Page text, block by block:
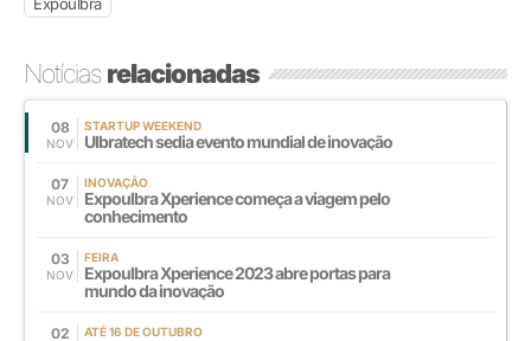
Notíciasrelacionadas
08
NOV
STARTUP WEEKEND
Ulbratech sedia evento mundial de inovação
07
NOV
INOVAÇÃO
Expoulbra Xperience começa a viagem pelo
conhecimento
03
NOV
FEIRA
Expoulbra Xperience 2023 abre portas para
mundo da inovação
02 ATÉ 16 DE OUTUBRO